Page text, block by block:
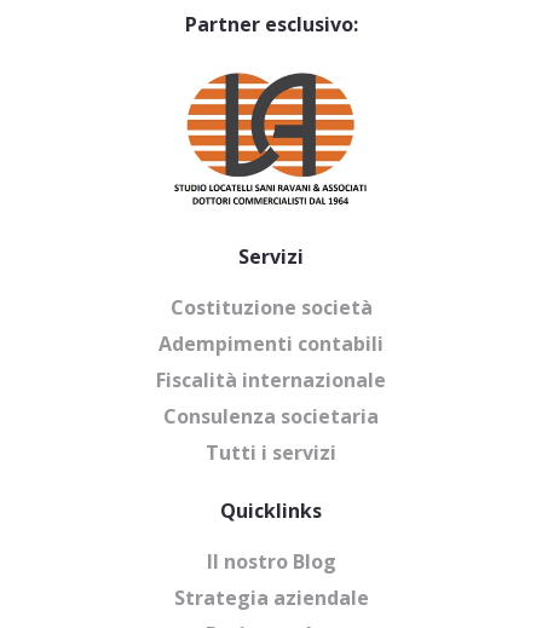
Partner esclusivo:
Servizi
Costituzione società
Adempimenti contabili
Fiscalità internazionale
Consulenza societaria
Tutti i servizi
Quicklinks
Il nostro Blog
Strategia aziendale